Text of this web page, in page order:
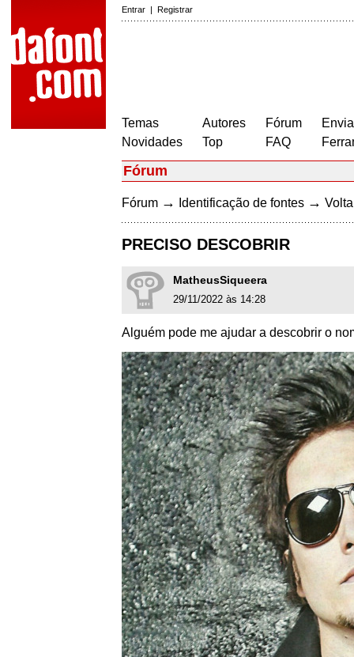
Entrar | Registrar
Temas
Novidades
Autores
Top
Fórum
FAQ
Fórum
Fórum → Identificação de fontes →
PRECISO DESCOBRIR
MatheusSiqueera
29/11/2022 às 14:28
Alguém pode me ajudar a descobrir o